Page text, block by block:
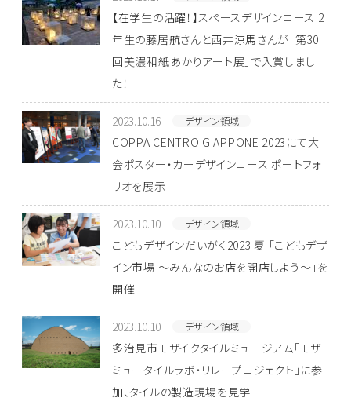
【在学生の活躍！】スペースデザインコース 2
年生の藤居航さんと西井涼馬さんが「第30
回美濃和紙あかりアート展」で入賞しまし
た！
2023.10.16 デザイン領域
COPPA CENTRO GIAPPONE 2023にて大
会ポスター・カーデザインコース ポートフォ
リオを展示
2023.10.10 デザイン領域
こどもデザインだいがく2023 夏 「こどもデザ
イン市場 ～みんなのお店を開店しよう～」を
開催
2023.10.10 デザイン領域
多治見市モザイクタイルミュージアム「モザ
ミュータイルラボ・リレープロジェクト」に参
加、タイルの製造現場を見学